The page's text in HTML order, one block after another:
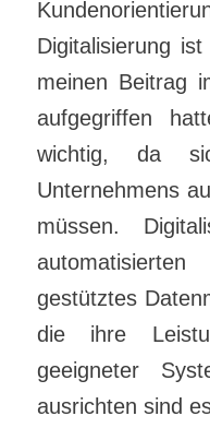
Digitalisierung
meinen Beitrag
aufgegriffen
wichtig, da
Unternehmens
müssen.
gestütztes
die ihre
geeigneter
ausrichten sind